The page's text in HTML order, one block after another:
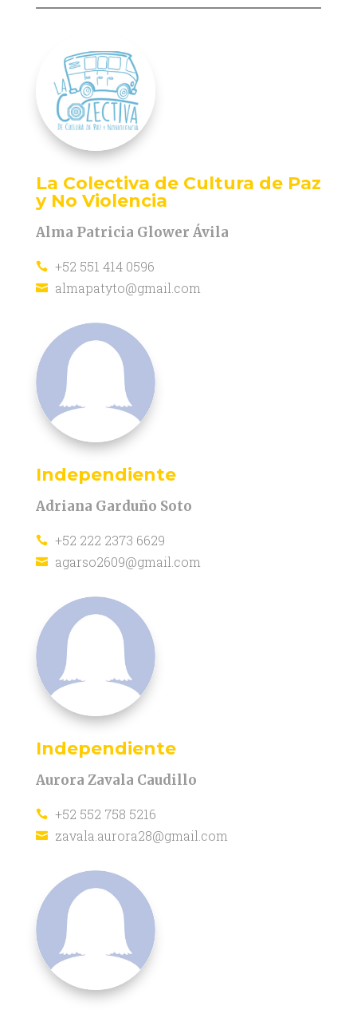
La Colectiva de Cultura de Paz
y No Violencia
Alma Patricia Glower Ávila
 +52 551 414 0596
 almapatyto@gmail.com
Independiente
Adriana Garduño Soto
 +52 222 2373 6629
 agarso2609@gmail.com
Independiente
Aurora Zavala Caudillo
 +52 552 758 5216
 zavala.aurora28@gmail.com